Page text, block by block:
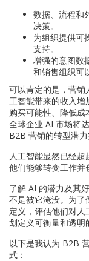
数据、流程和
决策。
为组织提供可
支持。
增强的意图数
和销售组织可
可以肯定的是，营销
工智能带来的收入增
购买可能性、降低
全球企业 AI 市场将
B2B 营销的转型潜力
人工智能显然已经
他们能够转变工作并
了解 AI 的潜力及其
不是被它淹没。为了
定义，评估他们对
划定义可衡量和透明
以下是我认为 B2B
式：